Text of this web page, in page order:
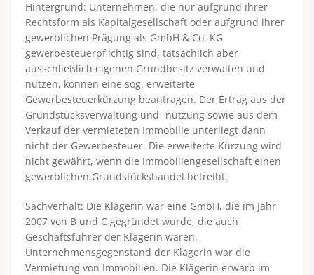
Hintergrund: Unternehmen, die nur aufgrund ihrer
Rechtsform als Kapitalgesellschaft oder aufgrund ihrer
gewerblichen Prägung als GmbH & Co. KG
gewerbesteuerpflichtig sind, tatsächlich aber
ausschließlich eigenen Grundbesitz verwalten und
nutzen, können eine sog. erweiterte
Gewerbesteuerkürzung beantragen. Der Ertrag aus der
Grundstücksverwaltung und -nutzung sowie aus dem
Verkauf der vermieteten Immobilie unterliegt dann
nicht der Gewerbesteuer. Die erweiterte Kürzung wird
nicht gewährt, wenn die Immobiliengesellschaft einen
gewerblichen Grundstückshandel betreibt.
Sachverhalt: Die Klägerin war eine GmbH, die im Jahr
2007 von B und C gegründet wurde, die auch
Geschäftsführer der Klägerin waren.
Unternehmensgegenstand der Klägerin war die
Vermietung von Immobilien. Die Klägerin erwarb im